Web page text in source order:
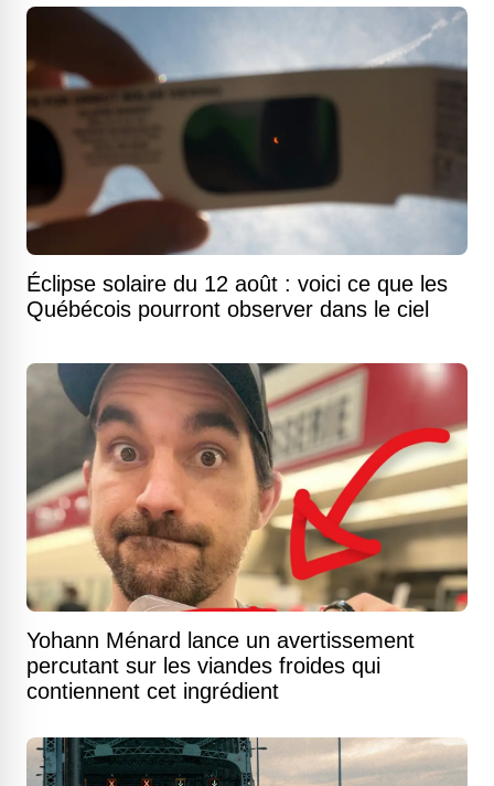
Éclipse solaire du 12 août : voici ce que les
Québécois pourront observer dans le ciel
Yohann Ménard lance un avertissement
percutant sur les viandes froides qui
contiennent cet ingrédient